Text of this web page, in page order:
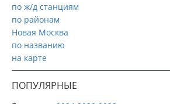
по ж/д станциям
по районам
Новая Москва
по названию
на карте
ПОПУЛЯРНЫЕ